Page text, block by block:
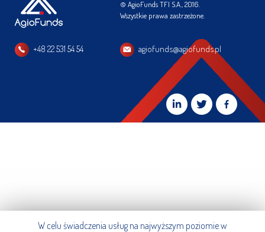
© AgioFunds TFI S.A., 2016.
Wszystkie prawa zastrzeżone.
+48 22 531 54 54 agiofunds@agiofunds.pl
W celu świadczenia usług na najwyższym poziomie w